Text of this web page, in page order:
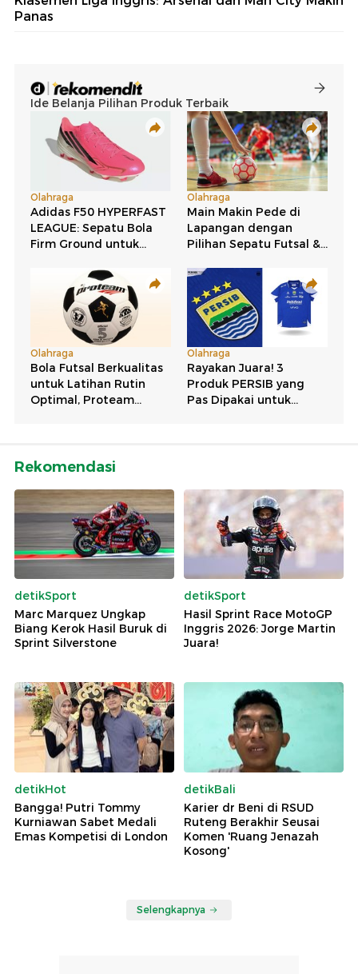
Panas
Rekomendasi
detikSport
Marc Marquez Ungkap
Biang Kerok Hasil Buruk di
Sprint Silverstone
detikSport
Hasil Sprint Race MotoGP
Inggris 2026: Jorge Martin
Juara!
detikHot
Bangga! Putri Tommy
Kurniawan Sabet Medali
Emas Kompetisi di London
detikBali
Karier dr Beni di RSUD
Ruteng Berakhir Seusai
Komen 'Ruang Jenazah
Kosong'
Selengkapnya